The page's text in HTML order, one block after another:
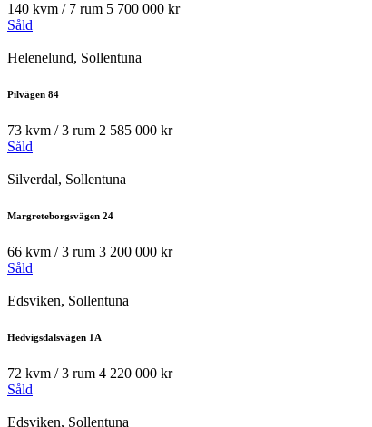
140 kvm / 7 rum 5 700 000 kr
Såld
Helenelund, Sollentuna
Pilvägen 84
73 kvm / 3 rum 2 585 000 kr
Såld
Silverdal, Sollentuna
Margreteborgsvägen 24
66 kvm / 3 rum 3 200 000 kr
Såld
Edsviken, Sollentuna
Hedvigsdalsvägen 1A
72 kvm / 3 rum 4 220 000 kr
Såld
Edsviken, Sollentuna